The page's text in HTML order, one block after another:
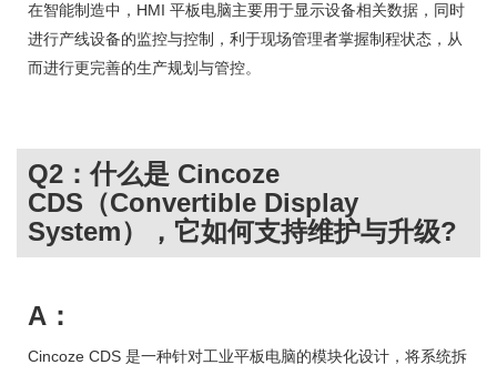
在智能制造中，HMI 平板电脑主要用于显示设备相关数据，同时
进行产线设备的监控与控制，利于现场管理者掌握制程状态，从
而进行更完善的生产规划与管控。
Q2：什么是 Cincoze
CDS（Convertible Display
System），它如何支持维护与升级?
A：
Cincoze CDS 是一种针对工业平板电脑的模块化设计，将系统拆